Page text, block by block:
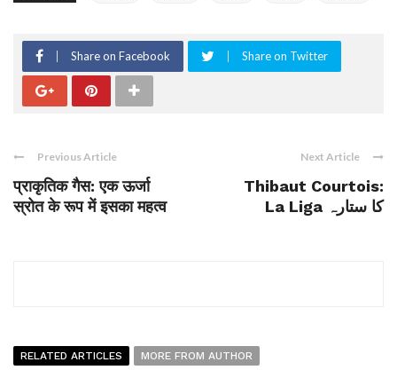
Share on Facebook Share on Twitter
Previous Article
प्राकृतिक गैस: एक ऊर्जा
स्रोत के रूप में इसका महत्व
Next Article
Thibaut Courtois:
La Liga کا ستارہ
RELATED ARTICLES MORE FROM AUTHOR